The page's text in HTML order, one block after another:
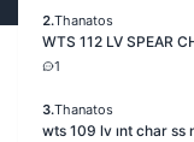
2.Thanatos
WTS 112 LV SPEAR
1
3.Thanatos
wts 109 lv ınt char ss